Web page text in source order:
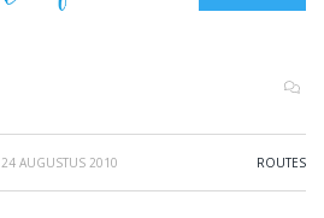
24 AUGUSTUS 2010 ROUTES